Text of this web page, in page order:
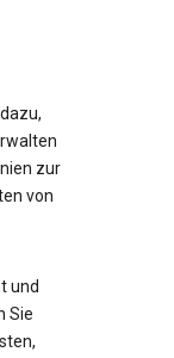
zur
von
und
Sie